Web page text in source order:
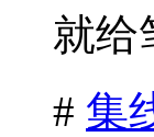
就给
# 集